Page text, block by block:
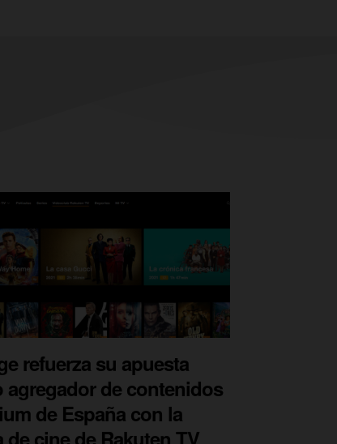
refuerza su apuesta
agregador de contenidos
de España con la